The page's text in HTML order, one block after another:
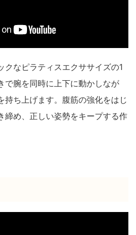
クなピラティスエクササイズの1
で腕を同時に上下に動かしなが
持ち上げます。腹筋の強化をはじ
締め、正しい姿勢をキープする作